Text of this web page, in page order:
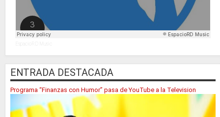
ENTRADA DESTACADA
Programa “Finanzas con Humor” pasa de YouTube a la Television